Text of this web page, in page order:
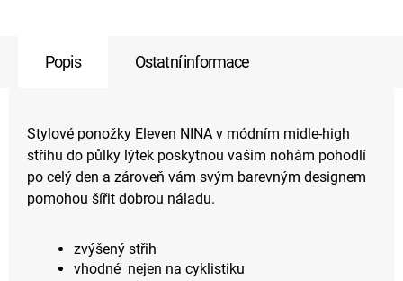
Popis Ostatní informace
Stylové ponožky Eleven NINA v módním midle-high
střihu do půlky lýtek poskytnou vašim nohám pohodlí
po celý den a zároveň vám svým barevným designem
pomohou šířit dobrou náladu.
zvýšený střih
vhodné nejen na cyklistiku